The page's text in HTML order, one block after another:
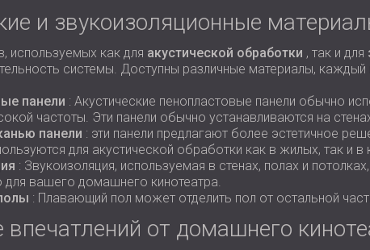
и звукоизоляционные
используемых как для акустической обработки , так и для
системы. Доступны различные материалы, каждый
панели : Акустические пенопластовые панели обычно
частоты. Эти панели обычно устанавливаются на
панели : эти панели предлагают более эстетичное
для акустической обработки как в жилых, так и
: Звукоизоляция, используемая в стенах, полах и
для вашего домашнего кинотеатра.
: Плавающий пол может отделить пол от остальной
от домашнего